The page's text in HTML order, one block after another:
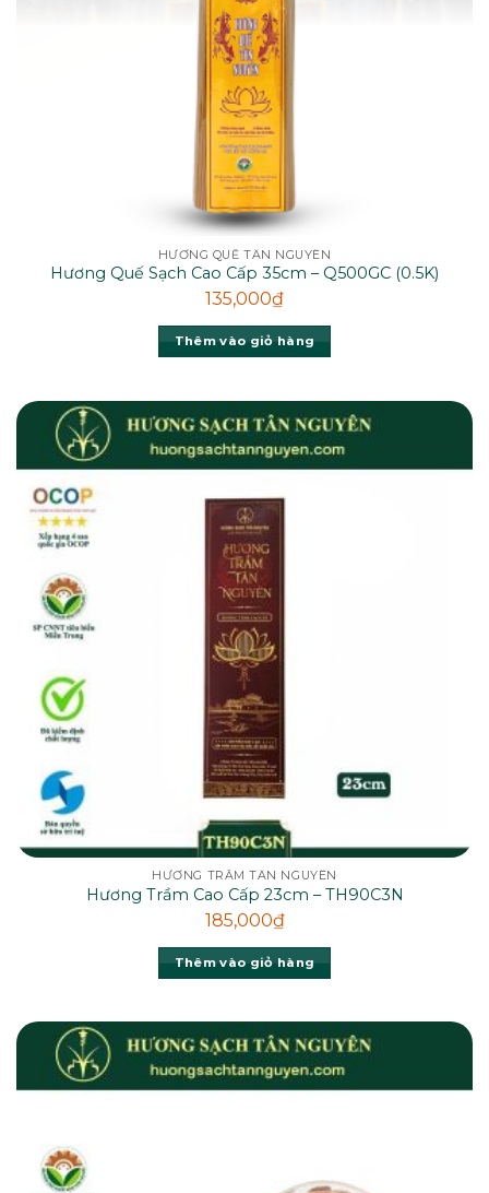
HƯƠNG QUẾ TÂN NGUYÊN
Hương Quế Sạch Cao Cấp 35cm – Q500GC (0.5K)
135,000₫
Thêm vào giỏ hàng
HƯƠNG TRẦM TÂN NGUYÊN
Hương Trầm Cao Cấp 23cm – TH90C3N
185,000₫
Thêm vào giỏ hàng